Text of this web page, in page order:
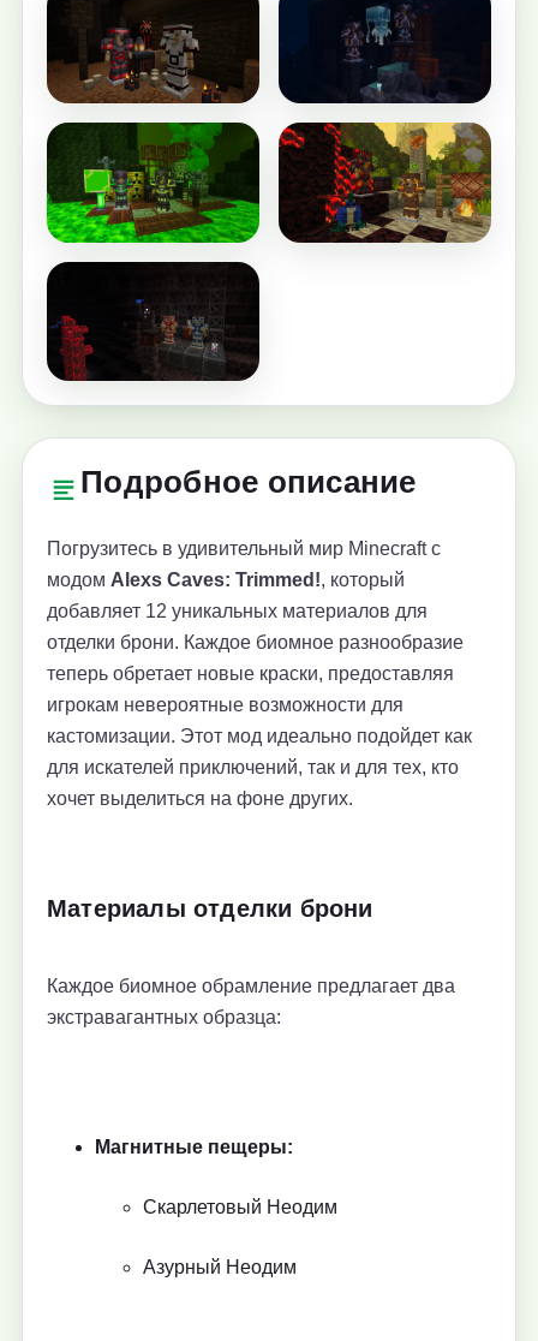
Подробное описание
Погрузитесь в удивительный мир Minecraft с
модом Alexs Caves: Trimmed!, который
добавляет 12 уникальных материалов для
отделки брони. Каждое биомное разнообразие
теперь обретает новые краски, предоставляя
игрокам невероятные возможности для
кастомизации. Этот мод идеально подойдет как
для искателей приключений, так и для тех, кто
хочет выделиться на фоне других.
Материалы отделки брони
Каждое биомное обрамление предлагает два
экстравагантных образца:
Магнитные пещеры:
Скарлетовый Неодим
Азурный Неодим